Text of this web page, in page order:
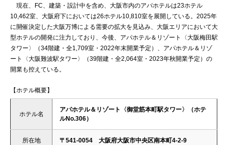
現在、FC、建築・設計中を含め、大阪市内のアパホテルは23ホテル
10,462室、大阪府下においては26ホテル10,810室を展開している。2025年
に開催決定した大阪万博による需要の拡大を見込み、大阪エリアにおいて大
型ホテルの開発に注力しており、今後、アパホテル＆リゾート〈大阪梅田駅
タワー〉（34階建・全1,709室・2022年末開業予定）、アパホテル＆リゾ
ート〈大阪難波駅タワー〉（39階建・全2,064室・2023年秋開業予定）の
開業も控えている。
【ホテル概要】
ホテル名
アパホテル＆リゾート〈御堂筋本町駅タワー〉（ホテ
ルNo.306）
所在地 〒541-0054 大阪府大阪市中央区南本町4-2-9